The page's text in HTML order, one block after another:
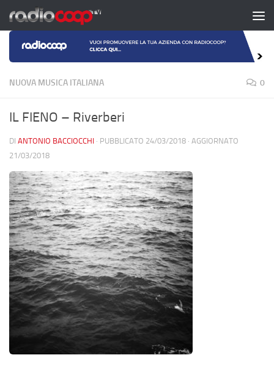
Salta al contenuto
NUOVA MUSICA ITALIANA 0
IL FIENO – Riverberi
DI ANTONIO BACCIOCCHI · PUBBLICATO 24/03/2018 · AGGIORNATO
21/03/2018